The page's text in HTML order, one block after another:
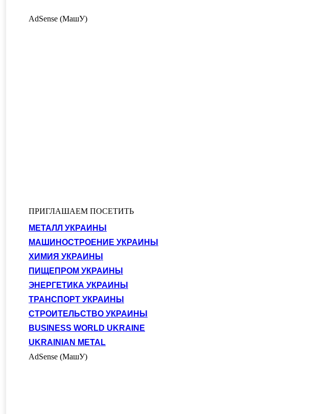
AdSense (МашУ)
ПРИГЛАШАЕМ ПОСЕТИТЬ
МЕТАЛЛ УКРАИНЫ
МАШИНОСТРОЕНИЕ УКРАИНЫ
ХИМИЯ УКРАИНЫ
ПИЩЕПРОМ УКРАИНЫ
ЭНЕРГЕТИКА УКРАИНЫ
ТРАНСПОРТ УКРАИНЫ
СТРОИТЕЛЬСТВО УКРАИНЫ
BUSINESS WORLD UKRAINE
UKRAINIAN METAL
AdSense (МашУ)